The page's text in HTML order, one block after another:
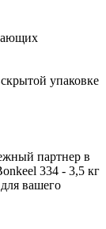
упаковке
партнер в
334 - 3,5 кг
вашего